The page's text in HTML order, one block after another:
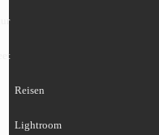
Reisen
Lightroom